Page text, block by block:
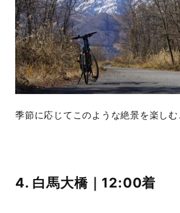
季節に応じてこのような絶景を楽しむ
4. 白馬大橋｜12:00着